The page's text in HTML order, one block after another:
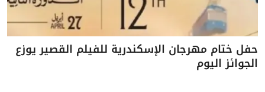
حفل ختام مهرجان الإسكندرية للفيلم القصير يوزع
الجوائز اليوم